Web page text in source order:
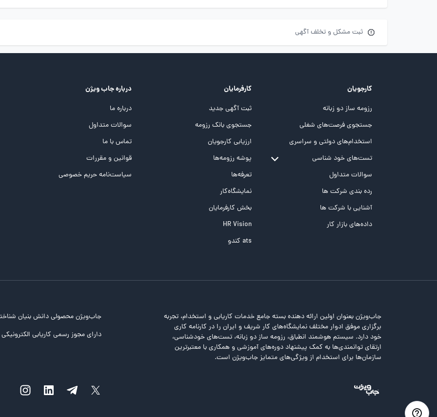
ثبت مشکل و تخلف آگهی
کارجویان
رزومه ساز دو زبانه
جستجوی فرصت‌های شغلی
استخدام‌های دولتی و سراسری
تست‌های خود شناسی
تست MBTI
تست تیپ سنجی شغلی Holland
تست NEO
تست هوش های چندگانه
سوالات متداول
رده بندی شرکت ها
آشنایی با شرکت ها
داده‌های بازار کار
کارفرمایان
ثبت آگهی جدید
جستجوی بانک رزومه
ارزیابی کارجویان
پوشه‌‌ رزومه‌ها
تعرفه‌ها
نمایشگاه‌کار
بخش کارفرمایان
HR Vision
ats کندو
درباره جاب ویژن
درباره ما
سوالات متداول
تماس با ما
قوانین و مقررات
سیاست‌نامه حریم خصوصی
جاب‌ویژن بعنوان اولین ارائه دهنده بسته جامع خدمات کاریابی و استخدام، تجربه
برگزاری موفق ادوار مختلف نمایشگاه‌های کار شریف و ایران را در کارنامه کاری
خود دارد. سیستم هوشمند انطباق، رزومه ساز دو زبانه، تست‌های خودشناسی،
ارتقای توانمندی‌ها به کمک پیشنهاد دوره‌های آموزشی و همکاری با معتبرترین
سازمان‌ها برای استخدام از ویژگی‌های متمایز جاب‌ویژن است.
جاب‌ویژن محصولی دانش بنیان
دارای مجوز رسمی کاریابی